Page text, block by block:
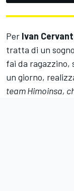
Per Ivan
tratta di un
fai da ragazzino,
un giorno,
team Himoinsa,